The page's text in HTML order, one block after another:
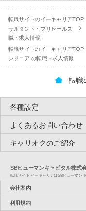
転職サイトのイーキャリアTOP
サルタント・プリセールス
職・求人情報
転職サイトのイーキャリアTOP
ンジニア.の転職・求人情報
転職
各種設定
よくあるお問い合わせ
キャリオクのご紹介
SBヒューマンキャピタル株式
転職サイト イーキャリアはSBヒューマン
会社案内
利用規約